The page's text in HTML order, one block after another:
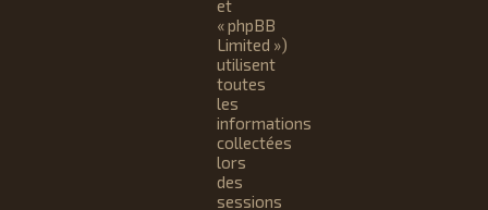
et
« phpBB
Limited »)
utilisent
toutes
les
informations
collectées
lors
des
sessions